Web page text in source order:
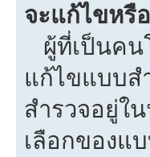
จะแก้ไขหรื
ผู้ที่เป็นคน
แก้ไขแบบส
สำรวจอยู่ใ
เลือกของแ